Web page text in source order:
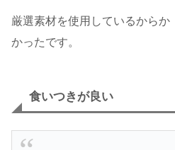
厳選素材を使用しているから
かったです。
食いつきが良い